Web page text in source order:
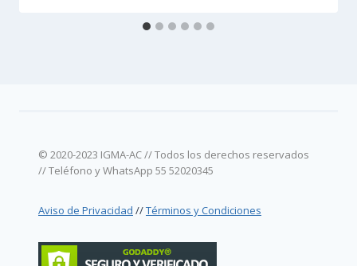
© 2020-2023 IGMA-AC // Todos los derechos reservados
// Teléfono y WhatsApp 55 52020345
Aviso de Privacidad //Términos y Condiciones